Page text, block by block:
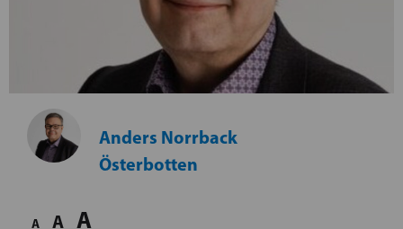
Anders Norrback
Österbotten
A A A